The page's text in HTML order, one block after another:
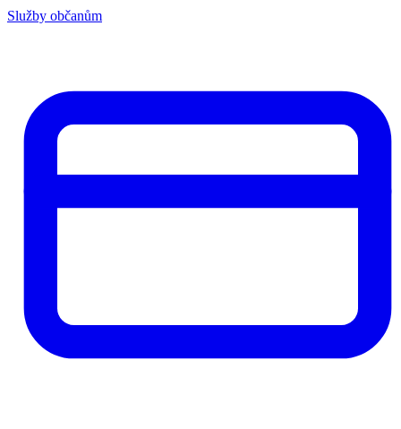
Služby občanům